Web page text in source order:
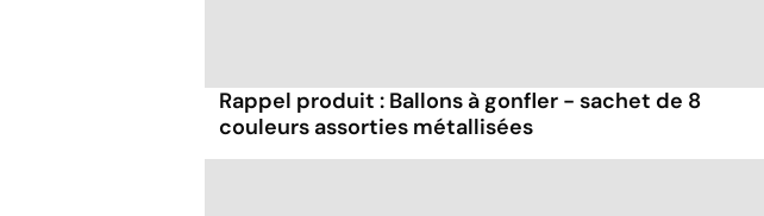
Rappel produit : Ballons à gonfler - sachet de 8
couleurs assorties métallisées